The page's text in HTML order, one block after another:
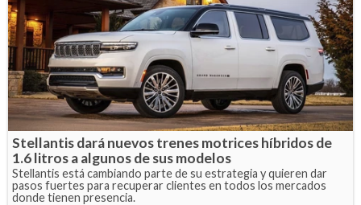
Stellantis dará nuevos trenes motrices híbridos de
1.6 litros a algunos de sus modelos
Stellantis está cambiando parte de su estrategia y quieren dar
pasos fuertes para recuperar clientes en todos los mercados
donde tienen presencia.